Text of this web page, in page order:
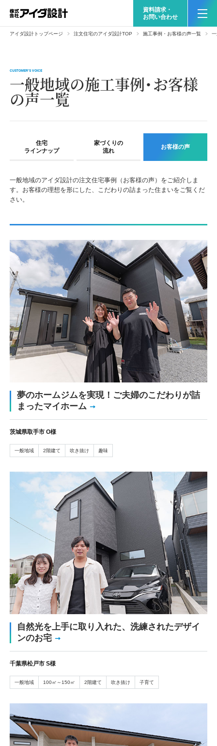
資料請求・
お問い合わせ
アイダ設計トップページ 注文住宅のアイダ設計TOP 施工事例・お客様の声一覧
一般地域の施工事例・お客様
の声一覧
CUSTOMER'S VOICE
住宅
ラインナップ
家づくりの
流れ
お客様の声
一般地域のアイダ設計の注文住宅事例（お客様の声）をご紹介しま
す。お客様の理想を形にした、こだわりの詰まった住まいをご覧くだ
さい。
夢のホームジムを実現！ご夫婦のこだわりが詰
まったマイホーム
茨城県取手市 O様
一般地域 2階建て 吹き抜け 趣味
自然光を上手に取り入れた、洗練されたデザイ
ンのお宅
千葉県松戸市 S様
一般地域 100㎡～150㎡ 2階建て 吹き抜け 子育て